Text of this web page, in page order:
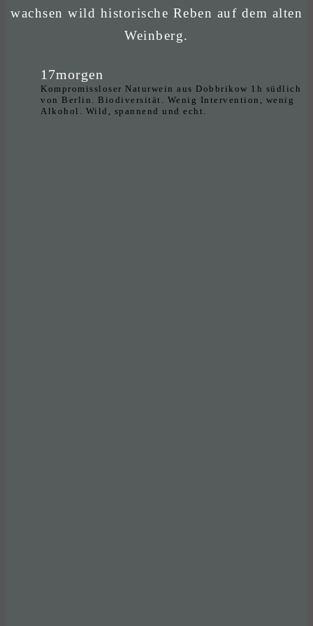
wachsen wild historische Reben auf dem alten
Weinberg.
17morgen
Kompromissloser Naturwein aus Dobbrikow 1h südlich
von Berlin. Biodiversität. Wenig Intervention, wenig
Alkohol. Wild, spannend und echt.